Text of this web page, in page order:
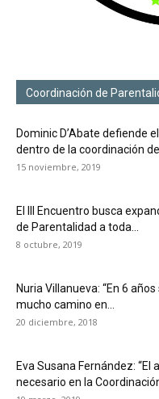
Coordinación de
Dominic D’Abate defiende
dentro de la coordinación
15 noviembre, 2019
El III Encuentro busca
de Parentalidad a toda...
8 octubre, 2019
Nuria Villanueva: “En 6
mucho camino en...
20 diciembre, 2018
Eva Susana Fernández: “El
necesario en la Coordinación